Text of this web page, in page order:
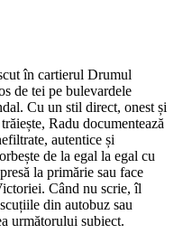
în cartierul Drumul
de tei pe bulevardele
Cu un stil direct, onest și
Radu documentează
autentice și
de la egal la egal cu
la primărie sau face
Când nu scrie, îl
din autobuz sau
următorului subiect.